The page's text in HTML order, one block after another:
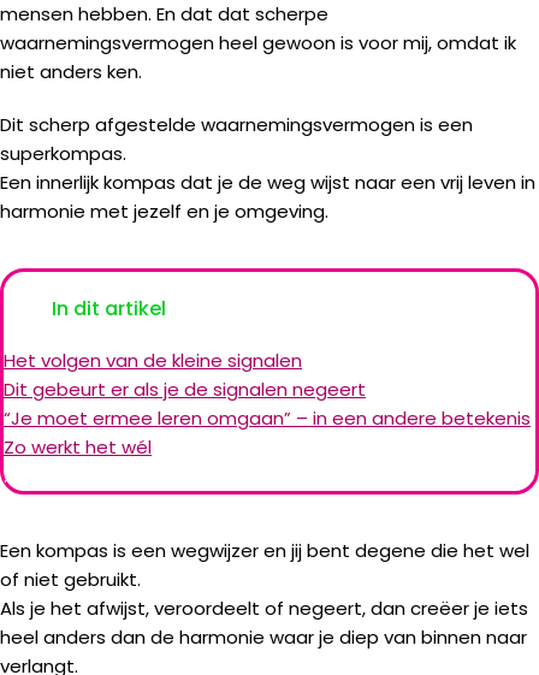
mensen hebben. En dat dat scherpe
waarnemingsvermogen heel gewoon is voor mij, omdat ik
niet anders ken.
Dit scherp afgestelde waarnemingsvermogen is een
superkompas.
Een innerlijk kompas dat je de weg wijst naar een vrij leven in
harmonie met jezelf en je omgeving.
In dit artikel
Het volgen van de kleine signalen
Dit gebeurt er als je de signalen negeert
“Je moet ermee leren omgaan” – in een andere betekenis
Zo werkt het wél
.
Een kompas is een wegwijzer en jij bent degene die het wel
of niet gebruikt.
Als je het afwijst, veroordeelt of negeert, dan creëer je iets
heel anders dan de harmonie waar je diep van binnen naar
verlangt.